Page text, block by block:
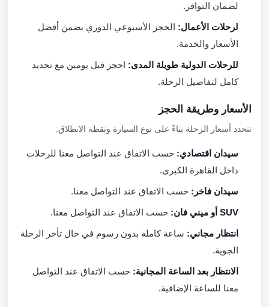
لضمان التوافر.
لرحلات الأعمال:الحجز الأسبوعي الدوري يضمن أفضل
الأسعار والخدمة.
للرحلات الدولية طويلة المدى:احجز قبل يومين مع تحديد
كامل لتفاصيل الرحلة.
الأسعار وطريقة الحجز
تتحدد أسعار الرحلة بناءً على نوع السيارة ونقطة الانطلاق:
سيدان اقتصادي:حسب الاتفاق عند التواصل معنا للرحلات
داخل القاهرة الكبرى.
سيدان فاخر:حسب الاتفاق عند التواصل معنا.
SUV أو ميني فان: حسب الاتفاق عند التواصل معنا.
انتظار مجاني:ساعة كاملة بدون رسوم في حال تأخر الرحلة
الجوية.
الانتظار بعد الساعة المجانية:حسب الاتفاق عند التواصل
معنا للساعة الإضافية.